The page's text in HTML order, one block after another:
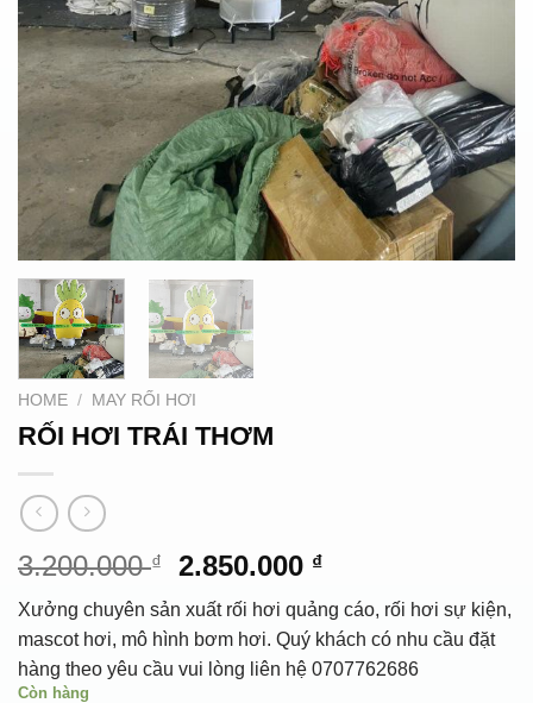
HOME / MAY RỐI HƠI
RỐI HƠI TRÁI THƠM
3.200.000₫
Original
price
was:
3.200.000 ₫.
2.850.000 ₫Current
price
is:
2.850.000 ₫.
Xưởng chuyên sản xuất rối hơi quảng cáo, rối hơi sự kiện,
mascot hơi, mô hình bơm hơi. Quý khách có nhu cầu đặt
hàng theo yêu cầu vui lòng liên hệ 0707762686
Còn hàng